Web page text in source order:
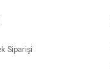
Siparişi